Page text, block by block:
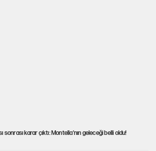
sonrası karar çıktı: Montella'nın geleceği belli oldu!